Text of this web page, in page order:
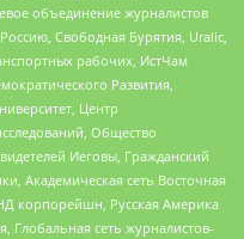
объединение журналистов
Свободная Бурятия, Uralic,
рабочих, ИстЧам
Развития,
Центр
Общество
Иеговы, Гражданский
Академическая сеть Восточная
корпорейшн, Русская Америка
Глобальная сеть журналистов-